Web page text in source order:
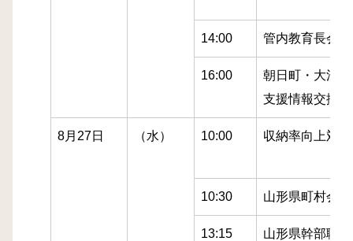
14:00 管内教育長会議
16:00
朝日町・大江
支援情報交換会
8月27日 （水） 10:00 収納率向上対
10:30 山形県町村会
13:15
山形県幹部職